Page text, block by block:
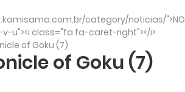
category/noticias/
u"><i class="fa fa-caret-right"></i>
of Goku (7)
of Goku (7)